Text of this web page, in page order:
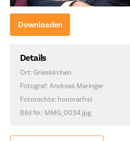
Downloaden
Details
Ort: Grieskirchen
Fotograf: Andreas Maringer
Fotorechte: honorarfrei
Bild Nr.: MMG_0034.jpg